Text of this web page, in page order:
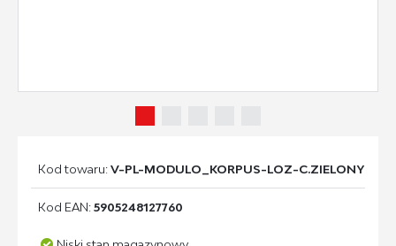
Kod towaru:V-PL-MODULO_KORPUS-LOZ-C.ZIELONY
Kod EAN:5905248127760